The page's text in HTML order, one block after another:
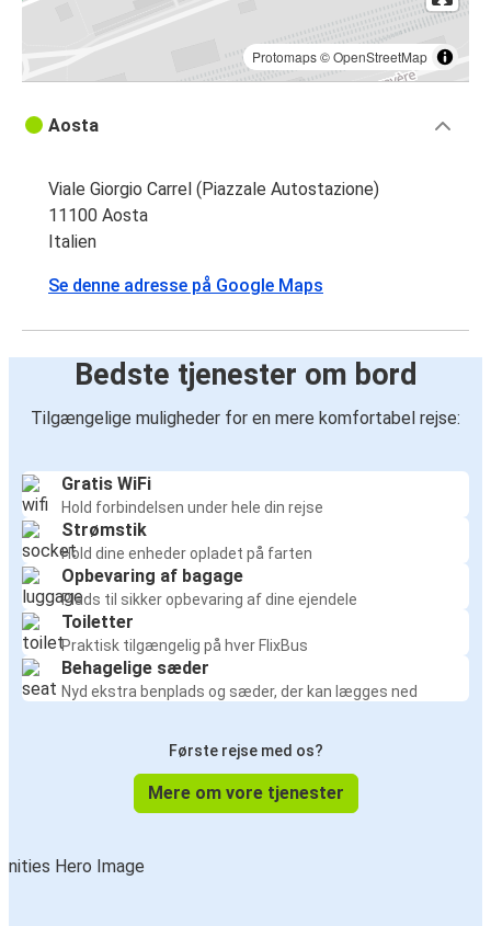
Protomaps©OpenStreetMap
Aosta
Viale Giorgio Carrel (Piazzale Autostazione)
11100 Aosta
Italien
Se denne adresse på Google Maps
Bedste tjenester om bord
Tilgængelige muligheder for en mere komfortabel rejse:
Gratis WiFi
Hold forbindelsen under hele din rejse
Strømstik
Hold dine enheder opladet på farten
Opbevaring af bagage
Plads til sikker opbevaring af dine ejendele
Toiletter
Praktisk tilgængelig på hver FlixBus
Behagelige sæder
Nyd ekstra benplads og sæder, der kan lægges ned
Første rejse med os?
Mere om vore tjenester